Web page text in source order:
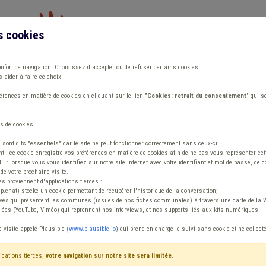
Publications Outils Fiches
Coronavirus
en
Fédération des CPAS sont plus que jamais à vos
la situation, des décisions
et par rapport auxquelles nous
Diese Seite wird ständig
der Behörden und die Fragen,
cookies
de navigation. Choisissez d'accepter ou de refuser certains cookies.
aider à faire ce choix.
en matière de cookies en cliquant sur le lien "Cookies: retrait du consentement" qui
de cookies :
sont dits "essentiels" car le site ne peut fonctionner correctement sans ceux-ci:
: ce cookie enregistre vos préférences en matière de cookies afin de ne pas vous représenter
: lorsque vous vous identifiez sur notre site internet avec votre identifiant et mot de passe, ce
votre prochaine visite.
proviennent d'applications tierces :
stocke un cookie permettant de récupérer l'historique de la conversation;
qui présentent les communes (issues de nos fiches communales) à travers une carte de la
(YouTube, Viméo) qui reprennent nos interviews, et nos supports liés aux kits numériques.
visite appelé Plausible (www.plausible.io) qui prend en charge le suivi sans cookie et ne
tierces, votre navigation sur notre site sera limitée.